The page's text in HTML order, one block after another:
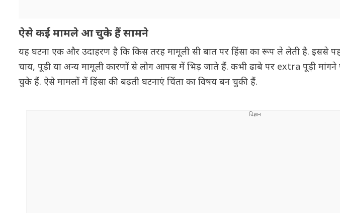
ऐसे कई मामले आ चुके हैं सामने
यह घटना एक और उदाहरण है कि किस तरह मामूली सी बात पर हिंसा का रूप ले लेती है. इससे
चाय, पूड़ी या अन्य मामूली कारणों से लोग आपस में भिड़ जाते हैं. कभी ढाबे पर extra पूड़ी
चुके हैं. ऐसे मामलों में हिंसा की बढ़ती घटनाएं चिंता का विषय बन चुकी हैं.